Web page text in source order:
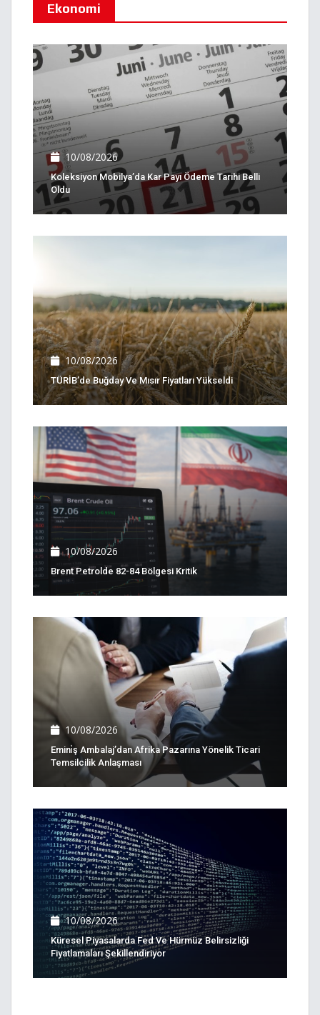
Ekonomi
10/08/2026
Koleksiyon Mobilya’da Kar Payı Ödeme Tarihi Belli
Oldu
10/08/2026
TÜRİB’de Buğday Ve Mısır Fiyatları Yükseldi
10/08/2026
Brent Petrolde 82-84 Bölgesi Kritik
10/08/2026
Emini̇ş Ambalaj’dan Afrika Pazarına Yönelik Ticari
Temsilcilik Anlaşması
10/08/2026
Küresel Piyasalarda Fed Ve Hürmüz Belirsizliği
Fiyatlamaları Şekillendiriyor